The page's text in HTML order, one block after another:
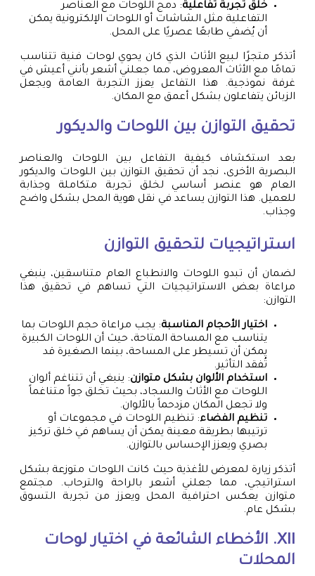
خلق تجربة تفاعلية: دمج اللوحات مع العناصر
التفاعلية مثل الشاشات أو اللوحات الإلكترونية يمكن
أن يُضفي طابعًا عصريًا على المحل.
أتذكر متجرًا لبيع الأثاث الذي كان يحوي لوحات فنية تتناسب
تمامًا مع الأثاث المعروض، مما جعلني أشعر بأنني أعيش في
غرفة نموذجية. هذا التفاعل يعزز التجربة العامة ويجعل
الزبائن يتفاعلون بشكل أعمق مع المكان.
تحقيق التوازن بين اللوحات والديكور
بعد استكشاف كيفية التفاعل بين اللوحات والعناصر
البصرية الأخرى، نجد أن تحقيق التوازن بين اللوحات والديكور
العام هو عنصر أساسي لخلق تجربة متكاملة وجذابة
للعميل. هذا التوازن يساعد في نقل هوية المحل بشكل واضح
وجذاب.
استراتيجيات لتحقيق التوازن
لضمان أن تبدو اللوحات والانطباع العام متناسقين، ينبغي
مراعاة بعض الاستراتيجيات التي تساهم في تحقيق هذا
التوازن:
اختيار الأحجام المناسبة: يجب مراعاة حجم اللوحات بما
يتناسب مع المساحة المتاحة، حيث أن اللوحات الكبيرة
يمكن أن تسيطر على المساحة، بينما الصغيرة قد
تُفقد التأثير.
استخدام الألوان بشكل متوازن: ينبغي أن تتناغم ألوان
اللوحات مع الأثاث والسجاد، بحيث تخلق جواً متناغماً
ولا تجعل المكان مزدحماً بالألوان.
تنظيم الفضاء: تنظيم اللوحات في مجموعات أو
ترتيبها بطريقة معينة يمكن أن يساهم في خلق تركيز
بصري ويعزز الإحساس بالتوازن.
أتذكر زيارة لمعرض للأغذية حيث كانت اللوحات متوزعة بشكل
استراتيجي، مما جعلني أشعر بالراحة والترحاب. مجتمع
متوازن يعكس احترافية المحل ويعزز من تجربة التسوق
بشكل عام.
XII. الأخطاء الشائعة في اختيار
لوحات
المحلات